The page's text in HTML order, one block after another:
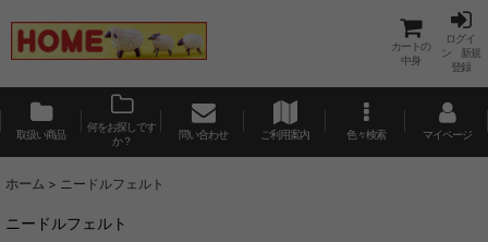
カートの
中身
ログイ
ン 新規
登録
取扱い商品
何をお探しです
か？
問い合わせ ご利用案内 色々検索 マイページ
ホーム > ニードルフェルト
ニードルフェルト